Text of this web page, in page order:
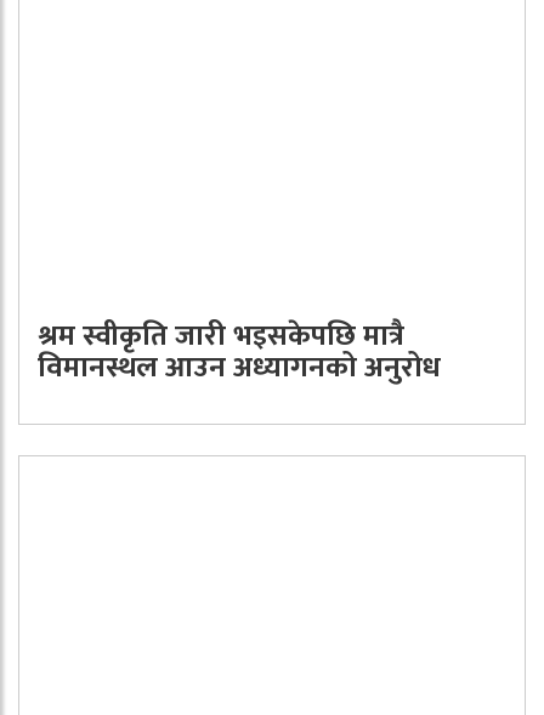
श्रम स्वीकृति जारी भइसकेपछि मात्रै
विमानस्थल आउन अध्यागनको अनुरोध